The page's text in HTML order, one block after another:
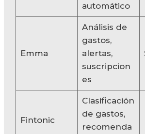
automático
Emma
Análisis de
gastos,
alertas,
suscripcion
es
Fintonic
Clasificación
de gastos,
recomenda